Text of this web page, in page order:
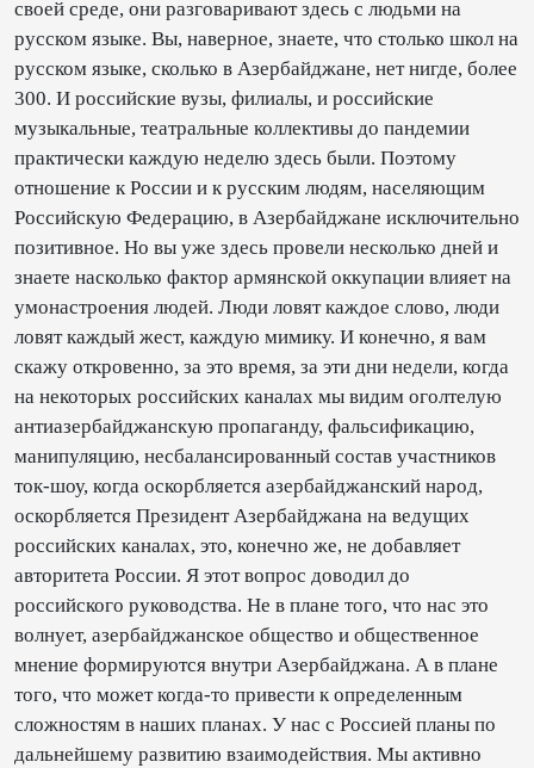
своей среде, они разговаривают здесь с людьми на
русском языке. Вы, наверное, знаете, что столько школ на
русском языке, сколько в Азербайджане, нет нигде, более
300. И российские вузы, филиалы, и российские
музыкальные, театральные коллективы до пандемии
практически каждую неделю здесь были. Поэтому
отношение к России и к русским людям, населяющим
Российскую Федерацию, в Азербайджане исключительно
позитивное. Но вы уже здесь провели несколько дней и
знаете насколько фактор армянской оккупации влияет на
умонастроения людей. Люди ловят каждое слово, люди
ловят каждый жест, каждую мимику. И конечно, я вам
скажу откровенно, за это время, за эти дни недели, когда
на некоторых российских каналах мы видим оголтелую
антиазербайджанскую пропаганду, фальсификацию,
манипуляцию, несбалансированный состав участников
ток-шоу, когда оскорбляется азербайджанский народ,
оскорбляется Президент Азербайджана на ведущих
российских каналах, это, конечно же, не добавляет
авторитета России. Я этот вопрос доводил до
российского руководства. Не в плане того, что нас это
волнует, азербайджанское общество и общественное
мнение формируются внутри Азербайджана. А в плане
того, что может когда-то привести к определенным
сложностям в наших планах. У нас с Россией планы по
дальнейшему развитию взаимодействия. Мы активно